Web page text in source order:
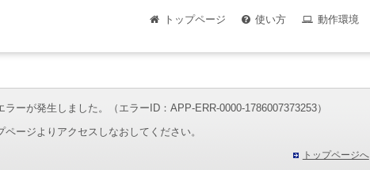
トップページ 使い方 動作環境
ーが発生しました。（エラーID：APP-ERR-0000-1786007373253）
ージよりアクセスしなおしてください。
トップページへ